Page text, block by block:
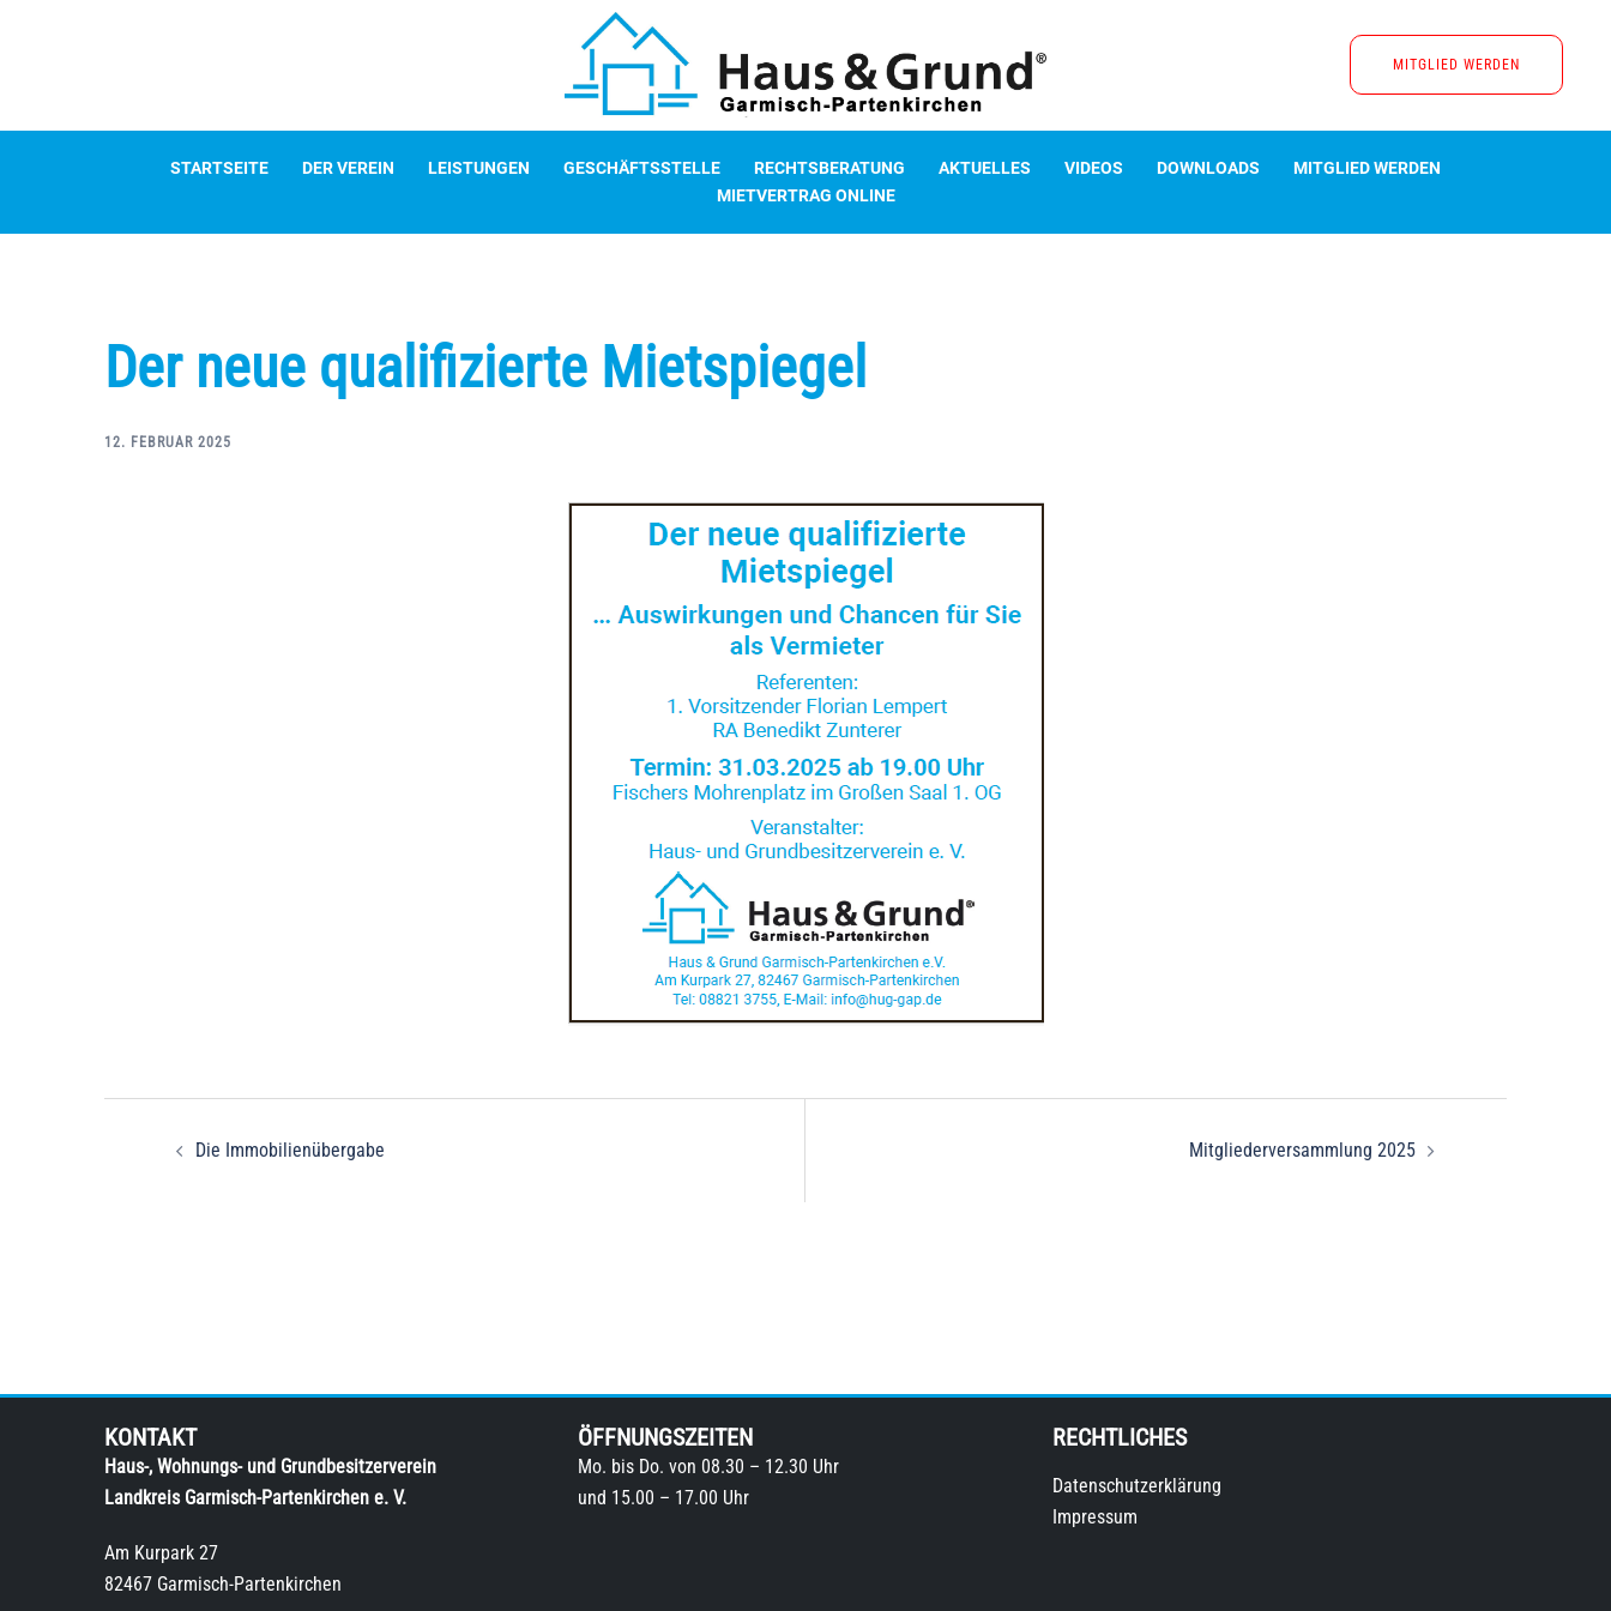
MITGLIED WERDEN
STARTSEITE DER VEREIN LEISTUNGEN GESCHÄFTSSTELLE RECHTSBERATUNG AKTUELLES VIDEOS DOWNLOADS
MITGLIED WERDEN
MIETVERTRAG ONLINE
Der neue qualifizierte Mietspiegel
12. FEBRUAR 2025
Die Immobilienübergabe Mitgliederversammlung 2025
KONTAKT
Haus-, Wohnungs- und Grundbesitzerverein
Landkreis Garmisch-Partenkirchen e. V.
Am Kurpark 27
82467 Garmisch-Partenkirchen
ÖFFNUNGSZEITEN
Mo. bis Do. von 08.30 – 12.30 Uhr
und 15.00 – 17.00 Uhr
RECHTLICHES
Datenschutzerklärung
Impressum